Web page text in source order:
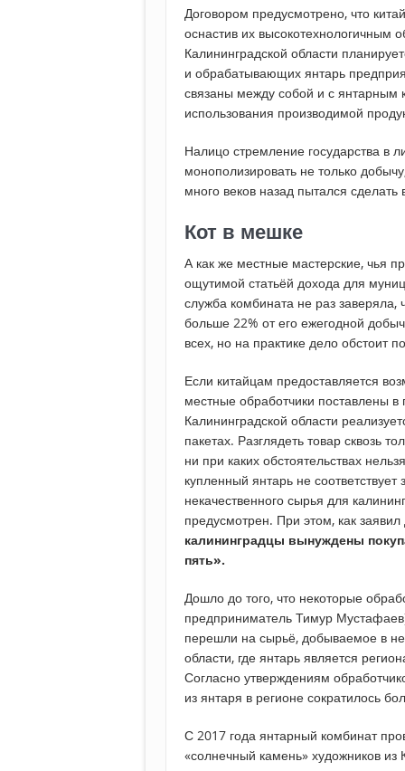
Договором предусмотрено, что
оснастив их высокотехнологичным
Калининградской области
и обрабатывающих янтарь
связаны между собой и с янтарным
использования производимой
Налицо стремление государства в
монополизировать не только
много веков назад пытался
Кот в мешке
А как же местные мастерские, чья
ощутимой статьёй дохода для
служба комбината не раз заверяла,
больше 22% от его ежегодной
всех, но на практике дело обстоит
Если китайцам предоставляется
местные обработчики поставлены в
Калининградской области
пакетах. Разглядеть товар сквозь
ни при каких обстоятельствах
купленный янтарь не
некачественного сырья для
предусмотрен. При этом, как
калининградцы вынуждены
пять».
Дошло до того, что некоторые
предприниматель Тимур
перешли на сырьё, добываемое в
области, где янтарь является
Согласно утверждениям
из янтаря в регионе сократилось
С 2017 года янтарный комбинат
«солнечный камень» художников из